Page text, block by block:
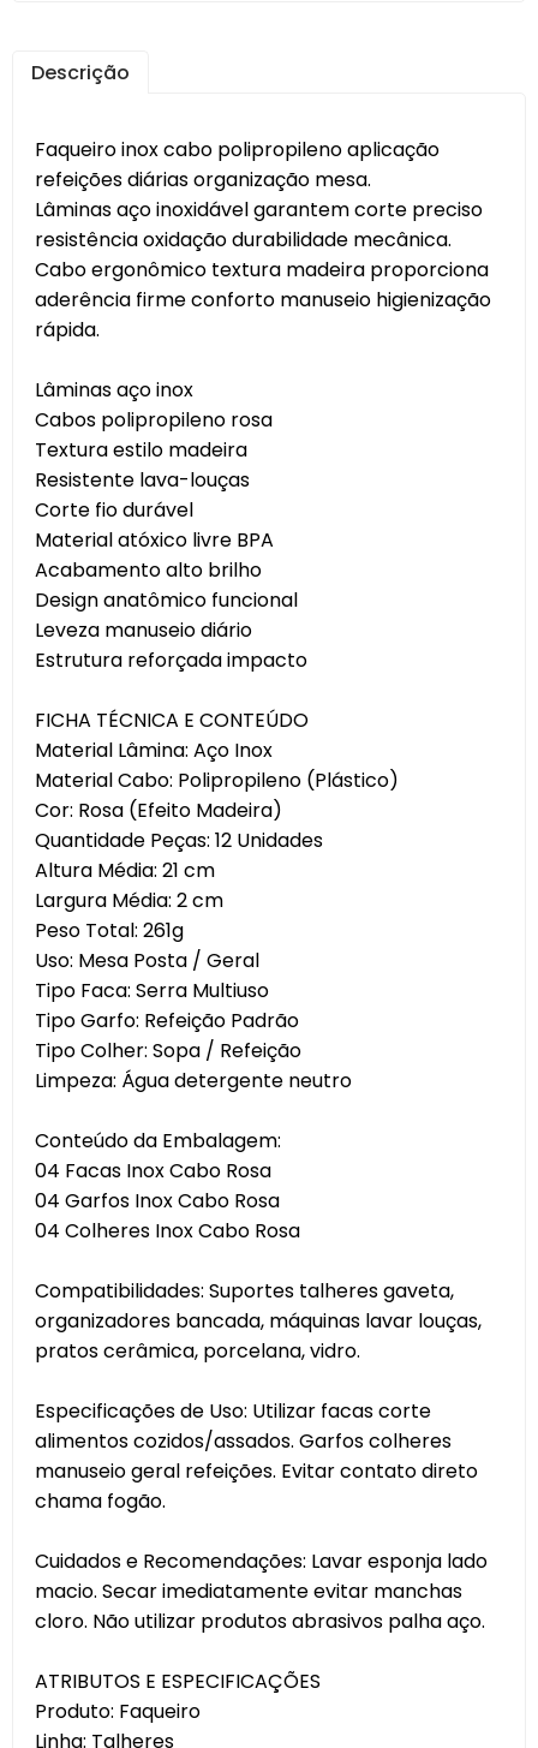
Descrição
Faqueiro inox cabo polipropileno aplicação
refeições diárias organização mesa.
Lâminas aço inoxidável garantem corte preciso
resistência oxidação durabilidade mecânica.
Cabo ergonômico textura madeira proporciona
aderência firme conforto manuseio higienização
rápida.
Lâminas aço inox
Cabos polipropileno rosa
Textura estilo madeira
Resistente lava-louças
Corte fio durável
Material atóxico livre BPA
Acabamento alto brilho
Design anatômico funcional
Leveza manuseio diário
Estrutura reforçada impacto
FICHA TÉCNICA E CONTEÚDO
Material Lâmina: Aço Inox
Material Cabo: Polipropileno (Plástico)
Cor: Rosa (Efeito Madeira)
Quantidade Peças: 12 Unidades
Altura Média: 21 cm
Largura Média: 2 cm
Peso Total: 261g
Uso: Mesa Posta / Geral
Tipo Faca: Serra Multiuso
Tipo Garfo: Refeição Padrão
Tipo Colher: Sopa / Refeição
Limpeza: Água detergente neutro
Conteúdo da Embalagem:
04 Facas Inox Cabo Rosa
04 Garfos Inox Cabo Rosa
04 Colheres Inox Cabo Rosa
Compatibilidades: Suportes talheres gaveta,
organizadores bancada, máquinas lavar louças,
pratos cerâmica, porcelana, vidro.
Especificações de Uso: Utilizar facas corte
alimentos cozidos/assados. Garfos colheres
manuseio geral refeições. Evitar contato direto
chama fogão.
Cuidados e Recomendações: Lavar esponja lado
macio. Secar imediatamente evitar manchas
cloro. Não utilizar produtos abrasivos palha aço.
ATRIBUTOS E ESPECIFICAÇÕES
Produto: Faqueiro
Linha: Talheres